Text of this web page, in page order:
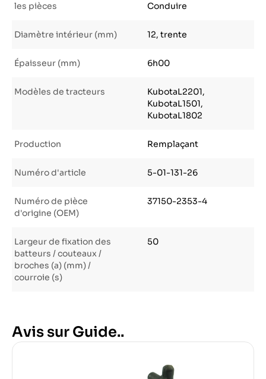
les pièces Conduire
Diamètre intérieur (mm) 12, trente
Épaisseur (mm) 6h00
Modèles de tracteurs
KubotaL2201,
KubotaL1501,
KubotaL1802
Production Remplaçant
Numéro d'article 5-01-131-26
Numéro de pièce
d'origine (OEM)
37150-2353-4
Largeur de fixation des
batteurs / couteaux /
broches (a) (mm) /
courroie (s)
50
Avis sur Guide..